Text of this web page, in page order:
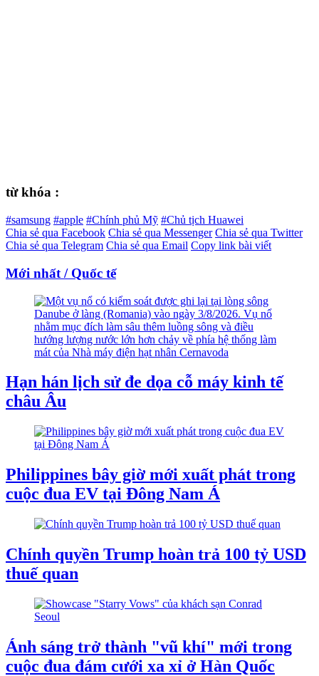
từ khóa :
#samsung #apple #Chính phủ Mỹ #Chủ tịch Huawei
Chia sẻ qua Facebook Chia sẻ qua Messenger Chia sẻ qua Twitter
Chia sẻ qua Telegram Chia sẻ qua Email Copy link bài viết
Mới nhất / Quốc tế
Hạn hán lịch sử đe dọa cỗ máy kinh tế
châu Âu
Philippines bây giờ mới xuất phát trong
cuộc đua EV tại Đông Nam Á
Chính quyền Trump hoàn trả 100 tỷ USD
thuế quan
Ánh sáng trở thành "vũ khí" mới trong
cuộc đua đám cưới xa xỉ ở Hàn Quốc